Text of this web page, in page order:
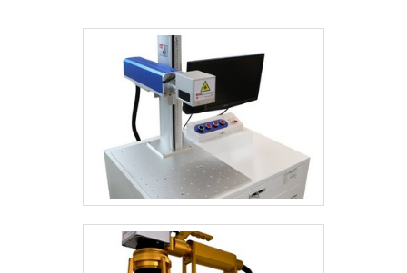
exploram novas possibilidades que o
equipamento pode proporcionar.Modelos di.